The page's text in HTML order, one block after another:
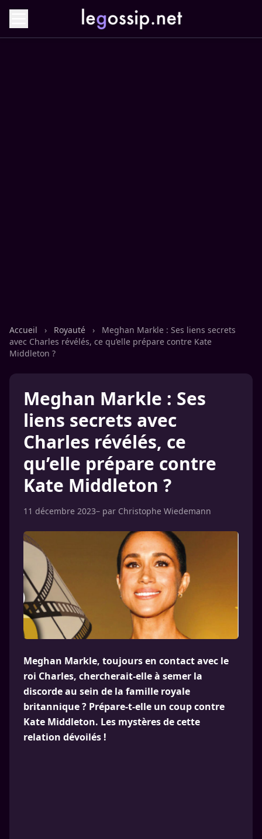
Accueil › Royauté ›
Meghan Markle : Ses liens secrets
avec Charles révélés, ce qu’elle prépare contre Kate
Middleton ?
Meghan Markle : Ses
liens secrets avec
Charles révélés, ce
qu’elle prépare contre
Kate Middleton ?
11 décembre 2023– par Christophe Wiedemann
Meghan Markle, toujours en contact avec le
roi Charles, chercherait-elle à semer la
discorde au sein de la famille royale
britannique ? Prépare-t-elle un coup contre
Kate Middleton. Les mystères de cette
relation dévoilés !